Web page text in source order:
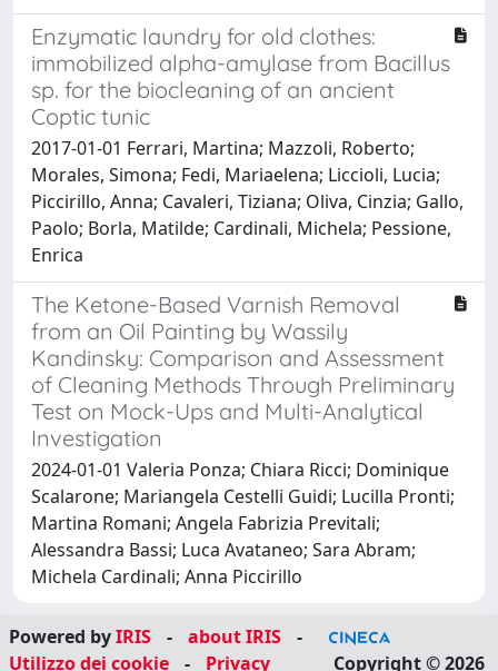
Enzymatic laundry for old clothes:
immobilized alpha-amylase from Bacillus
sp. for the biocleaning of an ancient
Coptic tunic
2017-01-01 Ferrari, Martina; Mazzoli, Roberto;
Morales, Simona; Fedi, Mariaelena; Liccioli, Lucia;
Piccirillo, Anna; Cavaleri, Tiziana; Oliva, Cinzia; Gallo,
Paolo; Borla, Matilde; Cardinali, Michela; Pessione,
Enrica
The Ketone-Based Varnish Removal
from an Oil Painting by Wassily
Kandinsky: Comparison and Assessment
of Cleaning Methods Through Preliminary
Test on Mock-Ups and Multi-Analytical
Investigation
2024-01-01 Valeria Ponza; Chiara Ricci; Dominique
Scalarone; Mariangela Cestelli Guidi; Lucilla Pronti;
Martina Romani; Angela Fabrizia Previtali;
Alessandra Bassi; Luca Avataneo; Sara Abram;
Michela Cardinali; Anna Piccirillo
Powered byIRIS - about IRIS
-
Utilizzo dei cookie
- Privacy Copyright © 2026